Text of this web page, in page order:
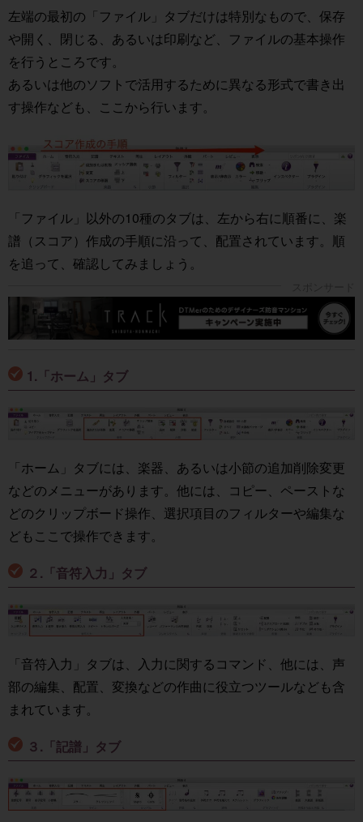
左端の最初の「ファイル」タブだけは特別なもので、保存
や開く、閉じる、あるいは印刷など、ファイルの基本操作
を行うところです。
あるいは他のソフトで活用するために異なる形式で書き出
す操作なども、ここから行います。
「ファイル」以外の10種のタブは、左から右に順番に、楽
譜（スコア）作成の手順に沿って、配置されています。順
を追って、確認してみましょう。
1.「ホーム」タブ
「ホーム」タブには、楽器、あるいは小節の追加削除変更
などのメニューがあります。他には、コピー、ペーストな
どのクリップボード操作、選択項目のフィルターや編集な
どもここで操作できます。
２.「音符入力」タブ
「音符入力」タブは、入力に関するコマンド、他には、声
部の編集、配置、変換などの作曲に役立つツールなども含
まれています。
３.「記譜」タブ